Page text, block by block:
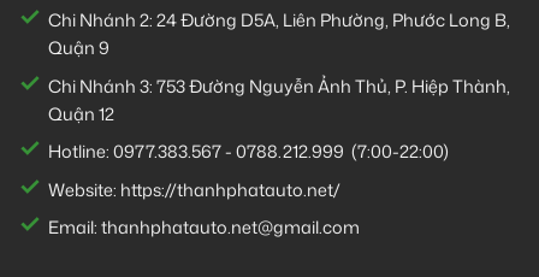
Chi Nhánh 2:24 Đường D5A, Liên Phường, Phước Long B,
Quận 9
Chi Nhánh 3:753 Đường Nguyễn Ảnh Thủ, P. Hiệp Thành,
Quận 12
Hotline:0977.383.567-0788.212.999 (7:00-22:00)
Website: https://thanhphatauto.net/
Email:thanhphatauto.net@gmail.com